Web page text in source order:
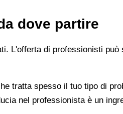
dove partire
L'offerta di professionisti
tratta spesso il tuo tipo di
nel professionista è un